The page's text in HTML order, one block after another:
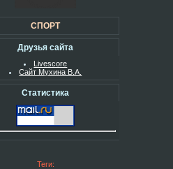
СПОРТ
Друзья сайта
Livescore
Сайт Мухина В.А.
Статистика
Теги: